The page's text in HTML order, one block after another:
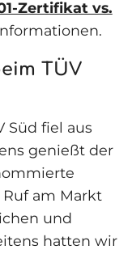
Zertifikat vs.
TÜV
Süd fiel aus
genießt der
am Markt
und
hatten wir